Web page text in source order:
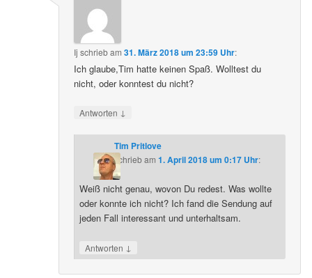
Ij schriebam31. März 2018 um 23:59 Uhr:
Ich glaube,Tim hatte keinen Spaß. Wolltest du
nicht, oder konntest du nicht?
Antworten ↓
Tim Pritlove
schriebam 1. April 2018 um 0:17 Uhr:
Weiß nicht genau, wovon Du redest. Was wollte
oder konnte ich nicht? Ich fand die Sendung auf
jeden Fall interessant und unterhaltsam.
Antworten ↓